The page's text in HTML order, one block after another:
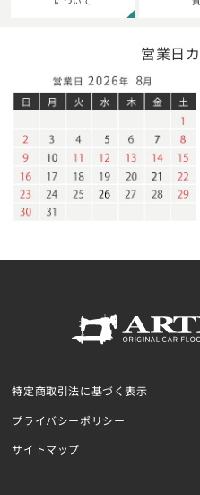
営業日
特定商取引法に基づく表示
プライバシーポリシー
サイトマップ